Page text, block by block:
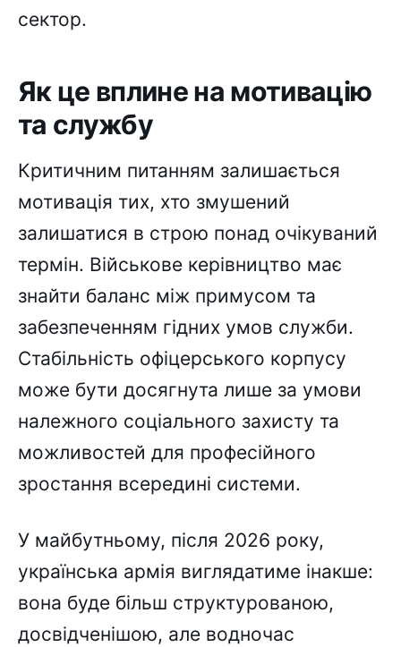
сектор.
Як це вплине на мотивацію
та службу
Критичним питанням залишається
мотивація тих, хто змушений
залишатися в строю понад очікуваний
термін. Військове керівництво має
знайти баланс між примусом та
забезпеченням гідних умов служби.
Стабільність офіцерського корпусу
може бути досягнута лише за умови
належного соціального захисту та
можливостей для професійного
зростання всередині системи.
У майбутньому, після 2026 року,
українська армія виглядатиме інакше:
вона буде більш структурованою,
досвідченішою, але водночас